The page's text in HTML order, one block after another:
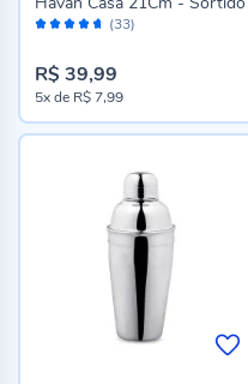
Avaliação: (33)
R$ 39,99
5xde R$ 7,99